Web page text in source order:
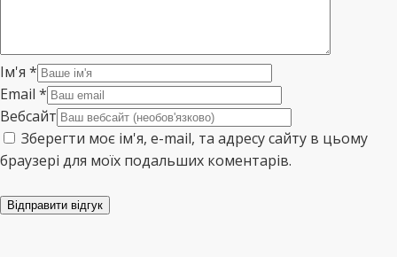
Ім'я *
Email *
Вебсайт
Зберегти моє ім'я, e-mail, та адресу сайту в цьому
браузері для моїх подальших коментарів.
Відправити відгук